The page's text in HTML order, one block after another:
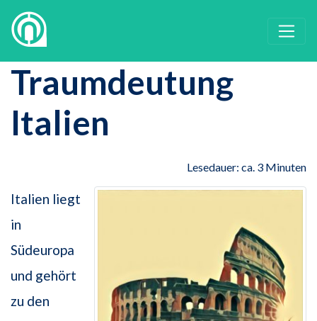
Traumdeutung
Italien
Lesedauer: ca. 3 Minuten
Italien liegt
in
Südeuropa
und gehört
zu den